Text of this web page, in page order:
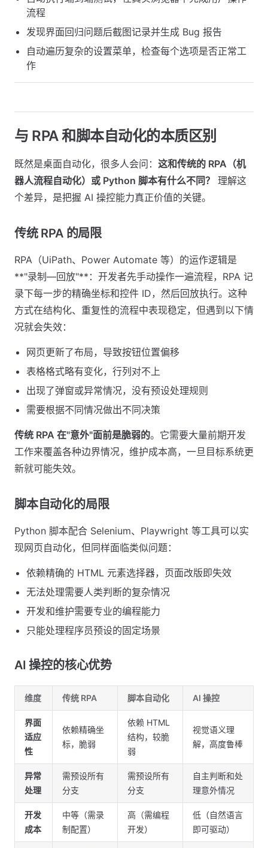
流程
发现界面回归问题后截图记录并生成 Bug 报告
自动遍历复杂的设置菜单，检查每个选项是否正常工
作
与 RPA 和脚本自动化的本质区别
既然是桌面自动化，很多人会问： 这和传统的 RPA（机
器人流程自动化）或 Python 脚本有什么不同？
理解这
个差异，是把握 AI 操控能力真正价值的关键。
传统 RPA 的局限
RPA（UiPath、Power Automate 等）的运作逻辑是
**"录制—回放"**：开发者先手动操作一遍流程，RPA 记
录下每一步的精确坐标和控件 ID，然后回放执行。这种
方式在结构化、重复性的流程中表现稳定，但遇到以下情
况就会失效：
网页更新了布局，导致按钮位置偏移
表格格式略有变化，行列对不上
出现了弹窗或异常情况，没有预设处理规则
需要根据不同情况做出不同决策
传统 RPA 在"意外"面前是脆弱的。它需要大量前期开发
工作来覆盖各种边界情况，维护成本高，一旦目标系统更
新就可能失效。
脚本自动化的局限
Python 脚本配合 Selenium、Playwright 等工具可以实
现网页自动化，但同样面临类似问题：
依赖精确的 HTML 元素选择器，页面改版即失效
无法处理需要人类判断的复杂情况
开发和维护需要专业的编程能力
只能处理程序员预设的固定场景
AI 操控的核心优势
维度 传统 RPA 脚本自动化 AI 操控
界面
适应
性
依赖精确坐
标，脆弱
依赖 HTML
结构，较脆
弱
视觉语义理
解，高度鲁棒
异常
处理
需预设所有
分支
需预设所有
分支
自主判断和处
理意外情况
开发
成本
中等（需录
制配置）
高（需编程
开发）
低（自然语言
即可驱动）